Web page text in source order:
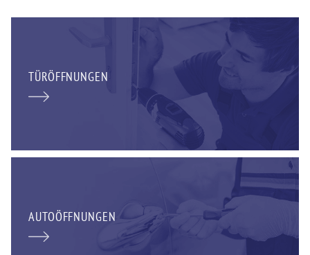
TÜRÖFFNUNGEN
AUTOÖFFNUNGEN